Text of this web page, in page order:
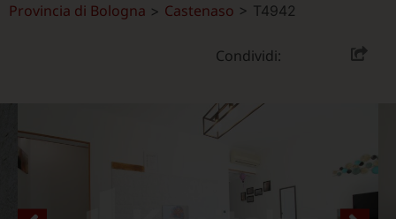
Provincia di Bologna > Castenaso > T4942
Condividi: